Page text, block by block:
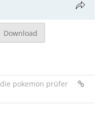
Download
die pokemon prüfer